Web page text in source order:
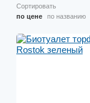
Сортировать
по цене
по названию